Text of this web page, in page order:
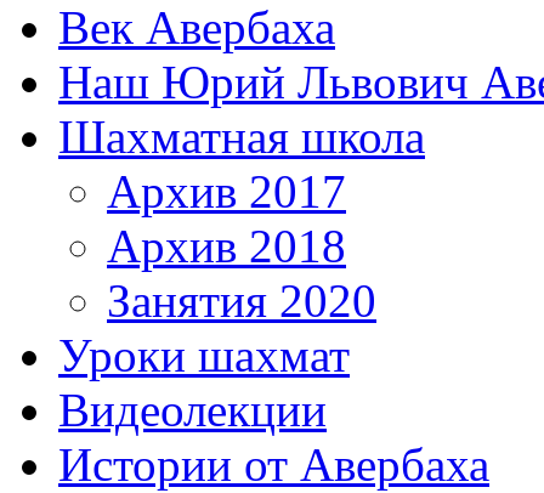
Век Авербаха
Наш Юрий Львович
Шахматная школа
Архив 2017
Архив 2018
Занятия 2020
Уроки шахмат
Видеолекции
Истории от Авербаха